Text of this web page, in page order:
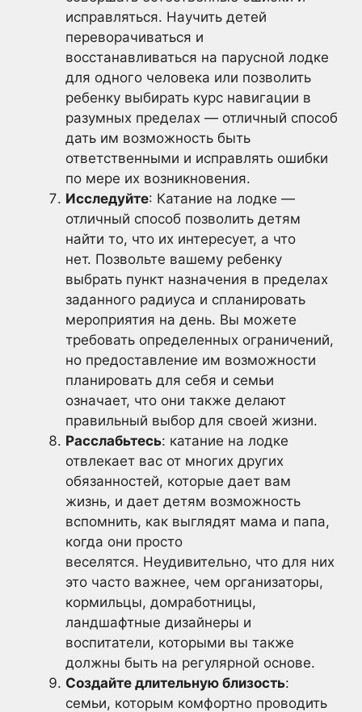
исправляться. Научить детей
переворачиваться и
восстанавливаться на парусной лодке
для одного человека или позволить
ребенку выбирать курс навигации в
разумных пределах — отличный способ
дать им возможность быть
ответственными и исправлять ошибки
по мере их возникновения.
Исследуйте: Катание на лодке —
отличный способ позволить детям
найти то, что их интересует, а что
нет. Позвольте вашему ребенку
выбрать пункт назначения в пределах
заданного радиуса и спланировать
мероприятия на день. Вы можете
требовать определенных ограничений,
но предоставление им возможности
планировать для себя и семьи
означает, что они также делают
правильный выбор для своей жизни.
Расслабьтесь: катание на лодке
отвлекает вас от многих других
обязанностей, которые дает вам
жизнь, и дает детям возможность
вспомнить, как выглядят мама и папа,
когда они просто
веселятся. Неудивительно, что для них
это часто важнее, чем организаторы,
кормильцы, домработницы,
ландшафтные дизайнеры и
воспитатели, которыми вы также
должны быть на регулярной основе.
Создайте длительную близость:
семьи, которым комфортно проводить